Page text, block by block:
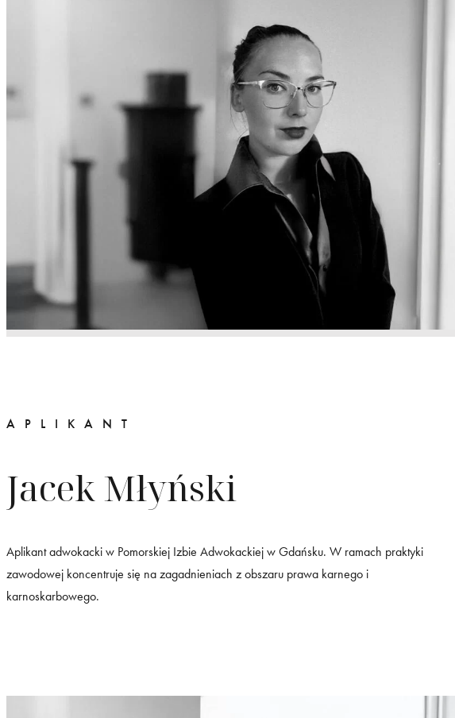
APLIKANT
Jacek Młyński
Aplikant adwokacki w Pomorskiej Izbie Adwokackiej w Gdańsku. W ramach praktyki
zawodowej koncentruje się na zagadnieniach z obszaru prawa karnego i
karnoskarbowego.